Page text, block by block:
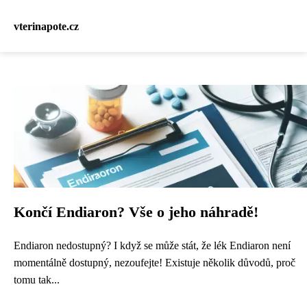
vterinapote.cz
Končí Endiaron? Vše o jeho náhradě!
Endiaron nedostupný? I když se může stát, že lék Endiaron není
momentálně dostupný, nezoufejte! Existuje několik důvodů, proč
tomu tak...